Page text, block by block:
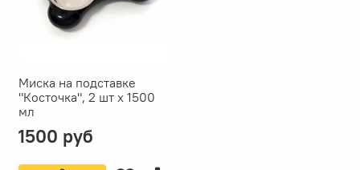
Миска на подставке
"Косточка", 2 шт x 1500
мл
1500 руб